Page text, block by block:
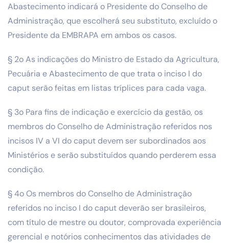
Abastecimento indicará o Presidente do Conselho de
Administração, que escolherá seu substituto, excluído o
Presidente da EMBRAPA em ambos os casos.
§ 2o As indicações do Ministro de Estado da Agricultura,
Pecuária e Abastecimento de que trata o inciso I do
caput serão feitas em listas tríplices para cada vaga.
§ 3o Para fins de indicação e exercício da gestão, os
membros do Conselho de Administração referidos nos
incisos IV a VI do caput devem ser subordinados aos
Ministérios e serão substituídos quando perderem essa
condição.
§ 4o Os membros do Conselho de Administração
referidos no inciso I do caput deverão ser brasileiros,
com título de mestre ou doutor, comprovada experiência
gerencial e notórios conhecimentos das atividades de